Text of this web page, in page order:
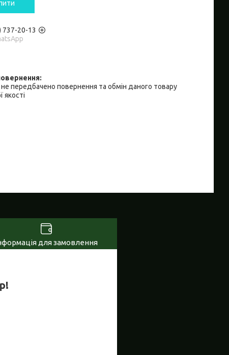
737-20-13
передбачено повернення та обмін даного товару
якості
для замовлення